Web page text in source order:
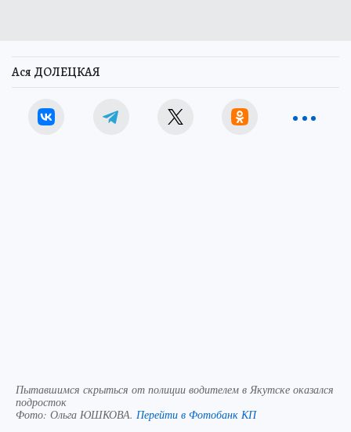
Ася ДОЛЕЦКАЯ
Пытавшимся скрыться от полиции водителем в Якутске оказался
подросток
Фото: Ольга ЮШКОВА. Перейти в Фотобанк КП